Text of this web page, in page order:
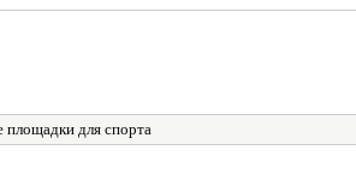
площадки для спорта